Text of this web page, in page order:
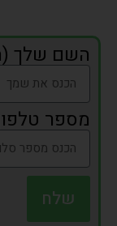
השם שלך
מספר
שלח